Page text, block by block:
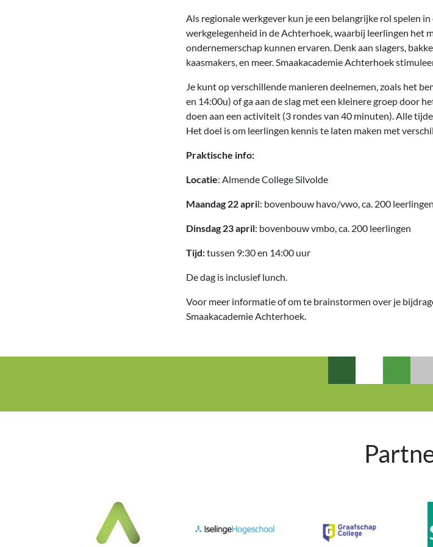
Als regionale werkgever kun je een belangrijke rol spelen
werkgelegenheid in de Achterhoek, waarbij leerlingen het
ondernemerschap kunnen ervaren. Denk aan slagers,
kaasmakers, en meer. Smaakacademie Achterhoek
Je kunt op verschillende manieren deelnemen, zoals het
en 14:00u) of ga aan de slag met een kleinere groep door
doen aan een activiteit (3 rondes van 40 minuten). Alle
Het doel is om leerlingen kennis te laten maken met
Praktische info:
Locatie: Almende College Silvolde
Maandag 22 april: bovenbouw havo/vwo, ca. 200 leerlingen
Dinsdag 23 april: bovenbouw vmbo, ca. 200 leerlingen
Tijd:tussen 9:30 en 14:00 uur
De dag is inclusief lunch.
Voor meer informatie of om te brainstormen over je
Smaakacademie Achterhoek.